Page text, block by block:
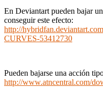
En Deviantart pueden bajar
conseguir este efecto:
http://
CURVES-53412730
Pueden bajarse una acción
http://www.atncentral.com/